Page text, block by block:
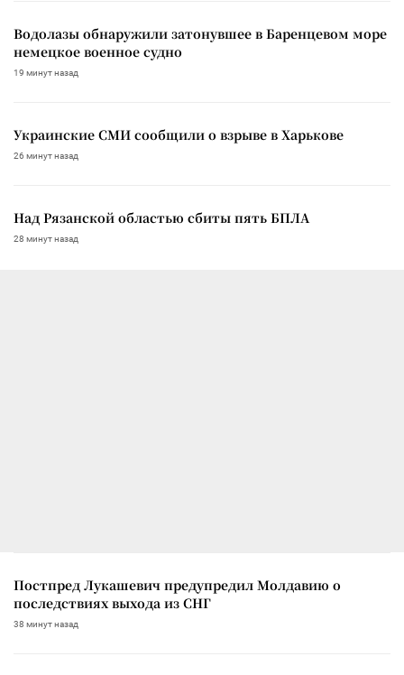
Водолазы обнаружили затонувшее в Баренцевом море
немецкое военное судно
19 минут назад
Украинские СМИ сообщили о взрыве в Харькове
26 минут назад
Над Рязанской областью сбиты пять БПЛА
28 минут назад
Постпред Лукашевич предупредил Молдавию о
последствиях выхода из СНГ
38 минут назад